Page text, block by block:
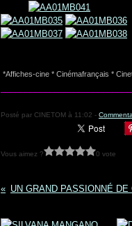
*Affiches-cine * Cinémafrançais *
Posté par CINETOM à 11:02 -
Vous aimez ? 0 vote